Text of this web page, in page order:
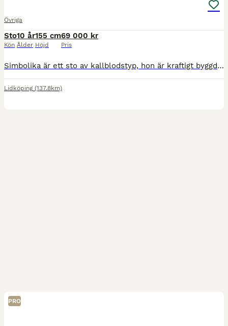
Övriga
Sto
Kön
10 år
Ålder
155 cm
Höjd
69 000 kr
Pris
Simbolika är ett sto av kallblodstyp, hon är kraftigt byggd, är pigg att rida, hon är ganska välutbildad. I ridningen kräver hon en rutinerad ryttare, hon kan testa sin ryttare. Hon har gått med här i
Lidköping (137.8km)
PRO